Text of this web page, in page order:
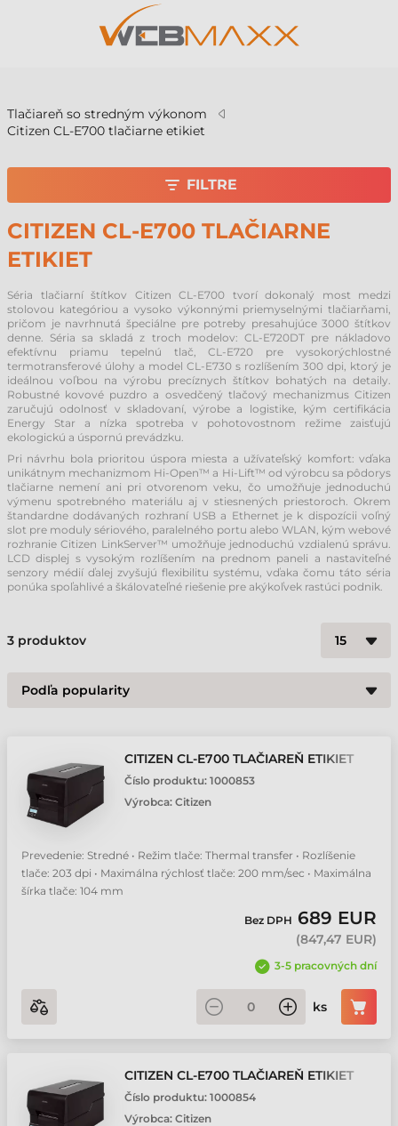
Tlačiareň so stredným výkonom
Citizen CL-E700 tlačiarne etikiet
CITIZEN CL-E700 TLAČIARNE
ETIKIET
Séria tlačiarní štítkov Citizen CL-E700 tvorí dokonalý most medzi
stolovou kategóriou a vysoko výkonnými priemyselnými tlačiarňami,
pričom je navrhnutá špeciálne pre potreby presahujúce 3000 štítkov
denne. Séria sa skladá z troch modelov: CL-E720DT pre nákladovo
efektívnu priamu tepelnú tlač, CL-E720 pre vysokorýchlostné
termotransferové úlohy a model CL-E730 s rozlíšením 300 dpi, ktorý je
ideálnou voľbou na výrobu precíznych štítkov bohatých na detaily.
Robustné kovové puzdro a osvedčený tlačový mechanizmus Citizen
zaručujú odolnosť v skladovaní, výrobe a logistike, kým certifikácia
Energy Star a nízka spotreba v pohotovostnom režime zaisťujú
ekologickú a úspornú prevádzku.
Pri návrhu bola prioritou úspora miesta a užívateľský komfort: vďaka
unikátnym mechanizmom Hi-Open™ a Hi-Lift™ od výrobcu sa pôdorys
tlačiarne nemení ani pri otvorenom veku, čo umožňuje jednoduchú
výmenu spotrebného materiálu aj v stiesnených priestoroch. Okrem
štandardne dodávaných rozhraní USB a Ethernet je k dispozícii voľný
slot pre moduly sériového, paralelného portu alebo WLAN, kým webové
rozhranie Citizen LinkServer™ umožňuje jednoduchú vzdialenú správu.
LCD displej s vysokým rozlíšením na prednom paneli a nastaviteľné
senzory médií ďalej zvyšujú flexibilitu systému, vďaka čomu táto séria
ponúka spoľahlivé a škálovateľné riešenie pre akýkoľvek rastúci podnik.
3 produktov
CITIZEN CL-E700 TLAČIAREŇ ETIKIET
Číslo produktu: 1000853
Výrobca: Citizen
Prevedenie: Stredné • Režim tlače: Thermal transfer • Rozlíšenie
tlače: 203 dpi • Maximálna rýchlosť tlače: 200 mm/sec • Maximálna
šírka tlače: 104 mm
Bez DPH 689 EUR
(847,47 EUR)
3-5 pracovných dní
ks
CITIZEN CL-E700 TLAČIAREŇ ETIKIET
Číslo produktu: 1000854
Výrobca: Citizen
FILTRE